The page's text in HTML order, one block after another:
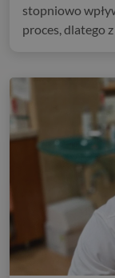
stopniowo
proces, dlatego